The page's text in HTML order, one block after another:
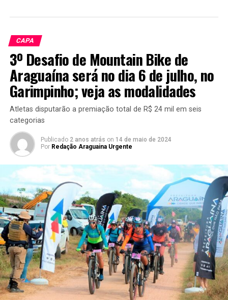
CAPA
3º Desafio de Mountain Bike de
Araguaína será no dia 6 de julho, no
Garimpinho; veja as modalidades
Atletas disputarão a premiação total de R$ 24 mil em seis
categorias
Publicado 2 anos atrás on 14 de maio de 2024
Por Redação Araguaina Urgente